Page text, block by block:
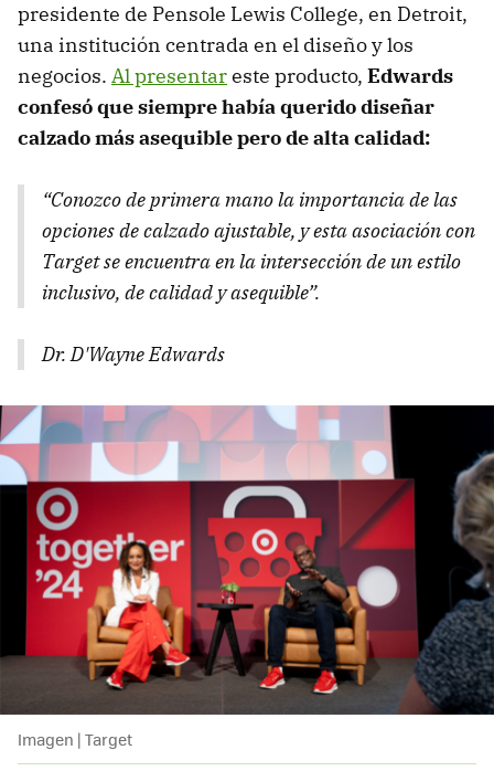
presidente de Pensole Lewis College, en Detroit,
una institución centrada en el diseño y los
negocios. Al presentareste producto, Edwards
confesó que siempre había querido diseñar
calzado más asequible pero de alta calidad:
“Conozco de primera mano la importancia de las
opciones de calzado ajustable, y esta asociación con
Target se encuentra en la intersección de un estilo
inclusivo, de calidad y asequible”.
Dr. D'Wayne Edwards
Imagen | Target